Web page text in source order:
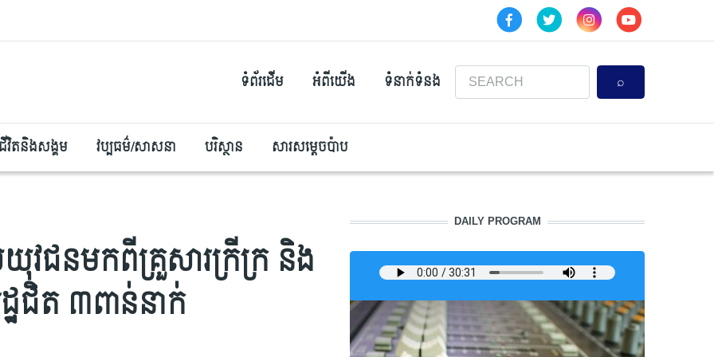
ទំព័រដើម អំពីយើង ទំនាក់ទំនង Search
វិតនិងសង្គម វប្បធម៌/សាសនា បរិស្ថាន សារសម្តេចប៉ាប
វជនមកពីគ្រួសារក្រីក្រ និង
ជិត ៣ពាន់នាក់
DAILY PROGRAM